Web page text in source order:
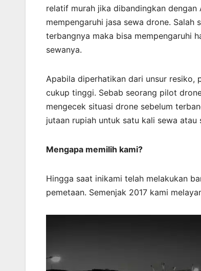
relatif murah jika dibandingkan
mempengaruhi jasa sewa drone.
terbangnya maka bisa mempengaruhi
sewanya.
Apabila diperhatikan dari unsur resiko,
cukup tinggi. Sebab seorang pilot
mengecek situasi drone sebelum
jutaan rupiah untuk satu kali sewa atau
Mengapa memilih kami?
Hingga saat inikami telah melakukan
pemetaan. Semenjak 2017 kami